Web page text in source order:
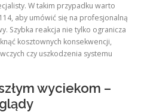
W takim przypadku warto
aby umówić się na profesjonalną
Szybka reakcja nie tylko ogranicza
kosztownych konsekwencji,
czy uszkodzenia systemu
wyciekom –